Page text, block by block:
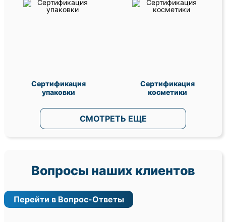
Сертификация
упаковки
Сертификация
косметики
СМОТРЕТЬ ЕЩЕ
Вопросы наших клиентов
Перейти в Вопрос-Ответы